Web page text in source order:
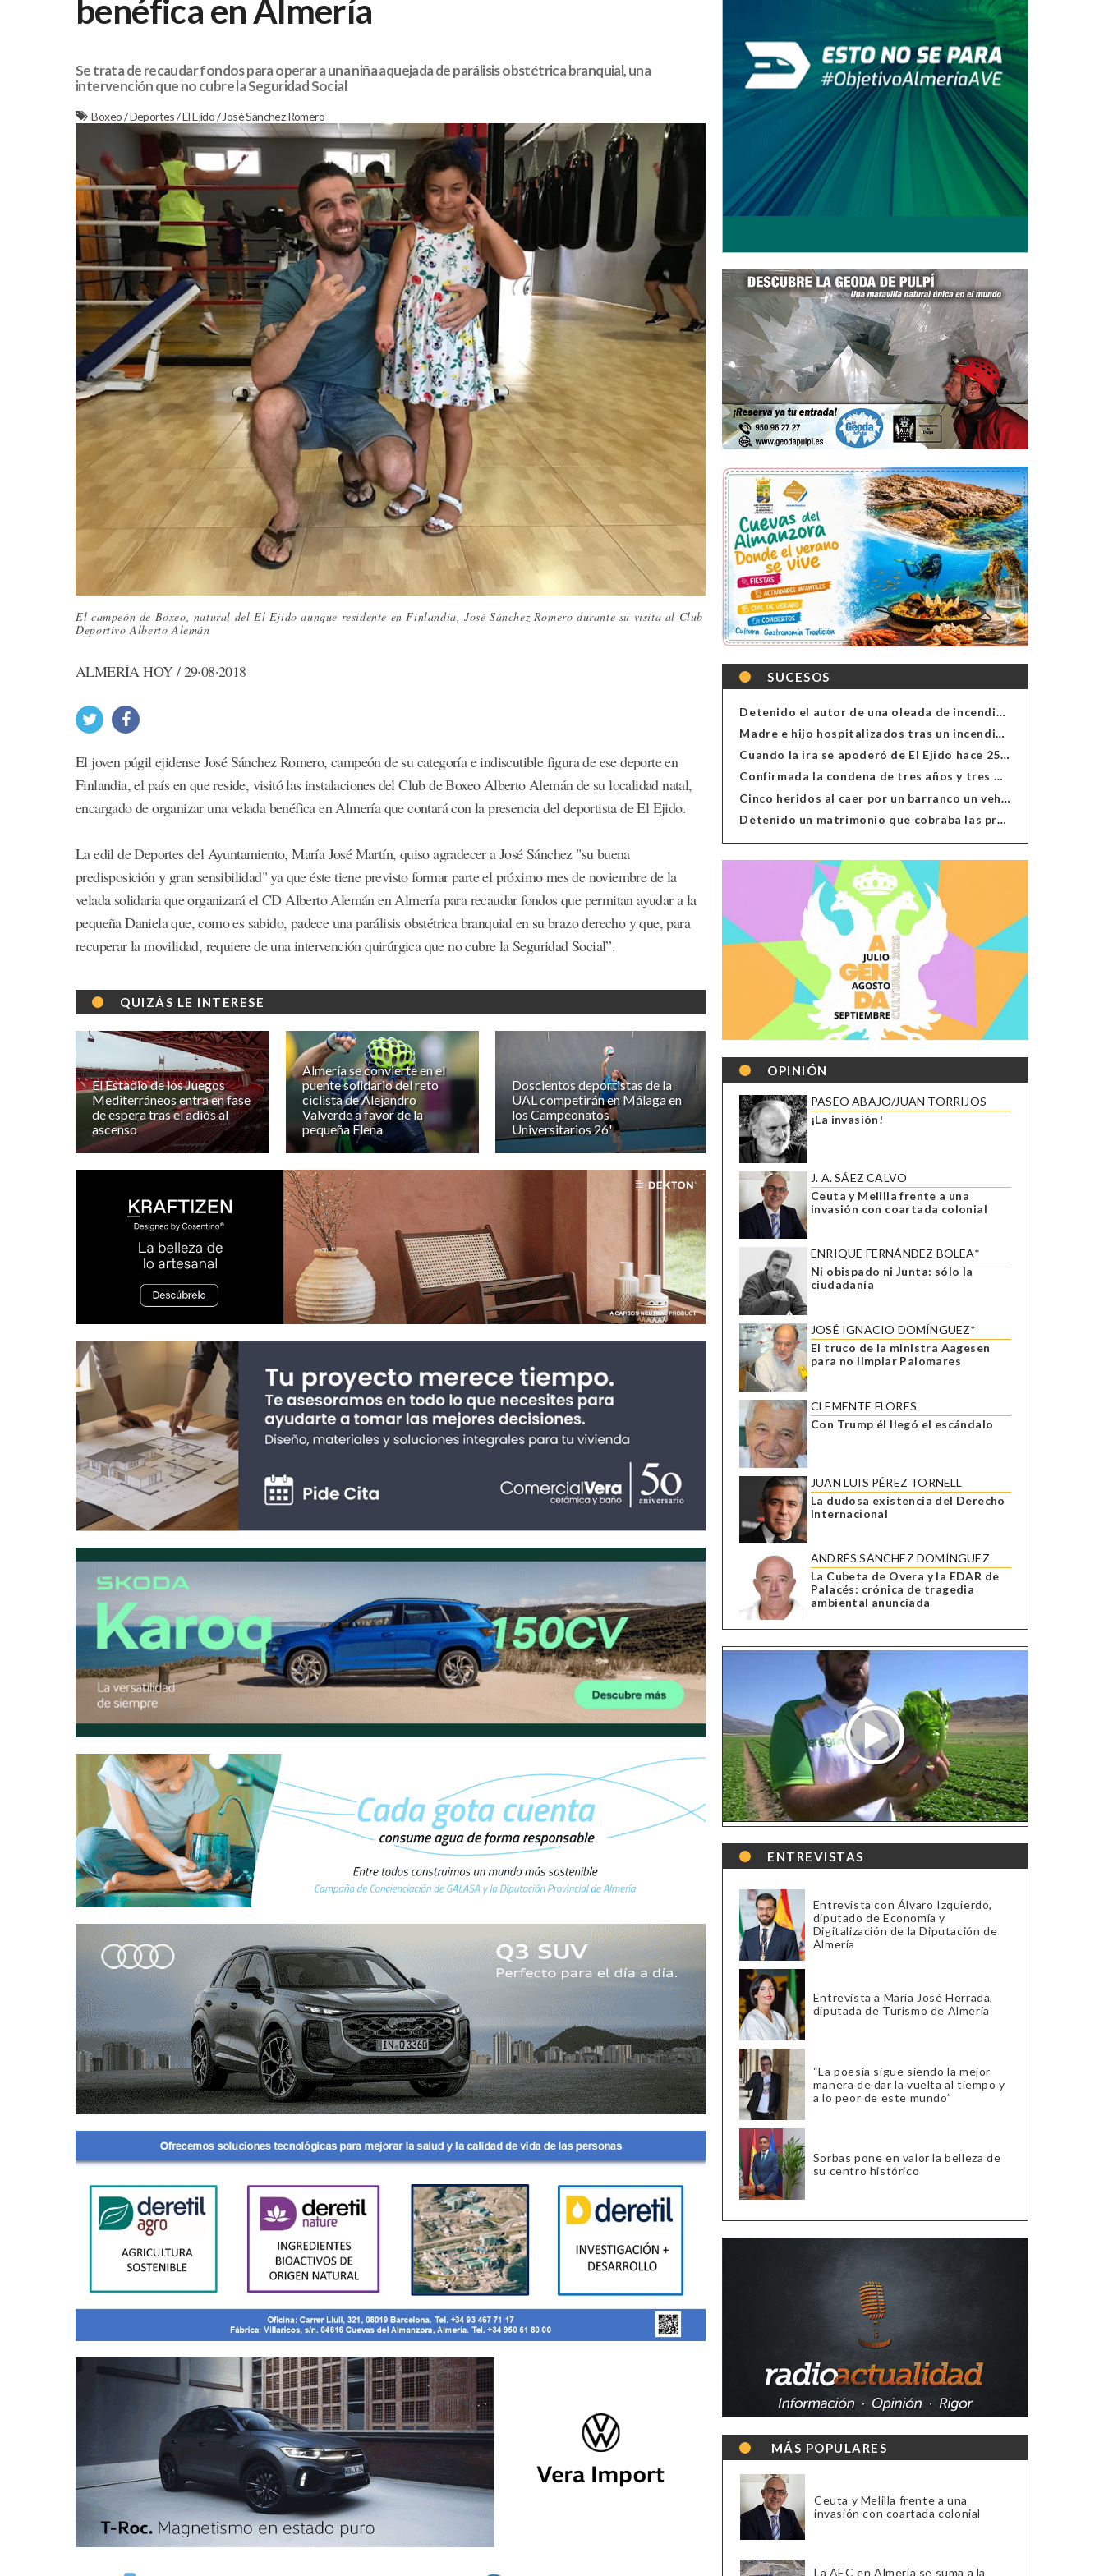
benéfica en Almería
Se trata de recaudar fondos para operar a una niña aquejada de parálisis obstétrica branquial, una
intervención que no cubre la Seguridad Social
Boxeo/Deportes/El Ejido/ José Sánchez Romero
El campeón de Boxeo, natural del El Ejido aunque residente en Finlandia, José Sánchez Romero durante su visita al Club
Deportivo Alberto Alemán
ALMERÍA HOY / 29·08·2018
El joven púgil ejidense José Sánchez Romero, campeón de su categoría e indiscutible figura de ese deporte en
Finlandia, el país en que reside, visitó las instalaciones del Club de Boxeo Alberto Alemán de su localidad natal,
encargado de organizar una velada benéfica en Almería que contará con la presencia del deportista de El Ejido.
La edil de Deportes del Ayuntamiento, María José Martín, quiso agradecer a José Sánchez "su buena
predisposición y gran sensibilidad" ya que éste tiene previsto formar parte el próximo mes de noviembre de la
velada solidaria que organizará el CD Alberto Alemán en Almería para recaudar fondos que permitan ayudar a la
pequeña Daniela que, como es sabido, padece una parálisis obstétrica branquial en su brazo derecho y que, para
recuperar la movilidad, requiere de una intervención quirúrgica que no cubre la Seguridad Social”.
QUIZÁS LE INTERESE
El Estadio de los Juegos
Mediterráneos entra en fase
de espera tras el adiós al
ascenso
Almería se convierte en el
puente solidario del reto
ciclista de Alejandro
Valverde a favor de la
pequeña Elena
Doscientos deportistas de la
UAL competirán en Málaga en
los Campeonatos
Universitarios 26'
SUCESOS
Detenido el autor de una oleada de incendios de contenedores en Almería
Madre e hijo hospitalizados tras un incendio en la cocina de una vivienda en Almería
Cuando la ira se apoderó de El Ejido hace 25 años
Confirmada la condena de tres años y tres meses al hombre de Antas acusado de xenofobia
Cinco heridos al caer por un barranco un vehículo en Alcolea
Detenido un matrimonio que cobraba las prestaciones de ilegales en Almería, Granada, Málaga, Huelva y Murcia
OPINIÓN
PASEO ABAJO/JUAN TORRIJOS
¡La invasión!
J. A. SÁEZ CALVO
Ceuta y Melilla frente a una
invasión con coartada colonial
ENRIQUE FERNÁNDEZ BOLEA*
Ni obispado ni Junta: sólo la
ciudadanía
JOSÉ IGNACIO DOMÍNGUEZ*
El truco de la ministra Aagesen
para no limpiar Palomares
CLEMENTE FLORES
Con Trump él llegó el escándalo
JUAN LUIS PÉREZ TORNELL
La dudosa existencia del Derecho
Internacional
ANDRÉS SÁNCHEZ DOMÍNGUEZ
La Cubeta de Overa y la EDAR de
Palacés: crónica de tragedia
ambiental anunciada
ENTREVISTAS
Entrevista con Álvaro Izquierdo,
diputado de Economía y
Digitalización de la Diputación de
Almería
Entrevista a María José Herrada,
diputada de Turismo de Almería
“La poesía sigue siendo la mejor
manera de dar la vuelta al tiempo y
a lo peor de este mundo”
Sorbas pone en valor la belleza de
su centro histórico
MÁS POPULARES
Ceuta y Melilla frente a una
invasión con coartada colonial
La AEC en Almería se suma a la